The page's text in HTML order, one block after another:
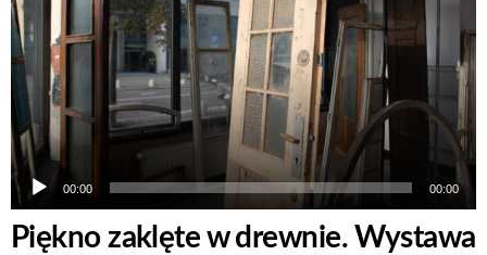
00:00 00:00
Piękno zaklęte w drewnie. Wystawa